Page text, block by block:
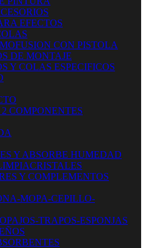
EFECTOS
CON PISTOLA
DE MONTAJE
Y COLAS ESPECIFICOS
COMPONENTES
Y ABSORBE HUMEDAD
Y COMPLEMENTOS
MOPA-CEPILLO-
TRAPOS-ESPONJAS